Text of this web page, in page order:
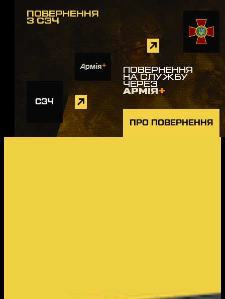
ПОВЕРНЕННЯ
З СЗЧ
ПОВЕРНЕННЯ
НА СЛУЖБУ
ЧЕРЕЗ
АРМІЯ+
СЗЧ
ПРО ПОВЕРНЕННЯ